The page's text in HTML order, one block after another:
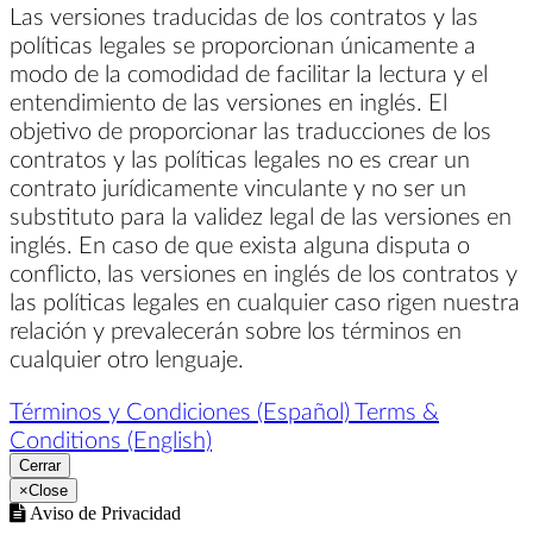
Las versiones traducidas de los contratos y las
políticas legales se proporcionan únicamente a
modo de la comodidad de facilitar la lectura y el
entendimiento de las versiones en inglés. El
objetivo de proporcionar las traducciones de los
contratos y las políticas legales no es crear un
contrato jurídicamente vinculante y no ser un
substituto para la validez legal de las versiones en
inglés. En caso de que exista alguna disputa o
conflicto, las versiones en inglés de los contratos y
las políticas legales en cualquier caso rigen nuestra
relación y prevalecerán sobre los términos en
cualquier otro lenguaje.
Términos y Condiciones (Español) Terms &
Conditions (English)
Cerrar
×Close
Aviso de Privacidad